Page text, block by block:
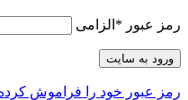
رمز عبور * الزامی
ورود به سایت
رمز عبور خود را فراموش